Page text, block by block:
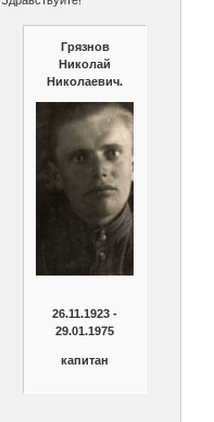
Грязнов
Николай
Николаевич.
26.11.1923 -
29.01.1975
капитан